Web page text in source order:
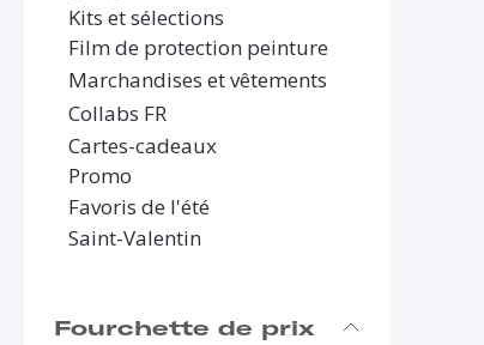
Kits et sélections
Film de protection peinture
Marchandises et vêtements
Collabs FR
Cartes-cadeaux
Promo
Favoris de l'été
Saint-Valentin
Fourchette de prix